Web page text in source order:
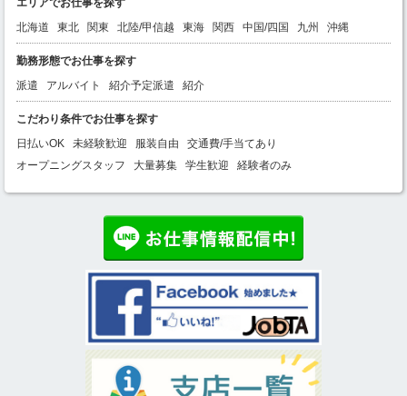
エリアでお仕事を探す
北海道
東北 関東 北陸/甲信越 東海 関西 中国/四国 九州 沖縄
勤務形態でお仕事を探す
派遣
アルバイト 紹介予定派遣 紹介
こだわり条件でお仕事を探す
日払いOK
未経験歓迎 服装自由
交通費/手当てあり
オープニングスタッフ
大量募集 学生歓迎 経験者のみ